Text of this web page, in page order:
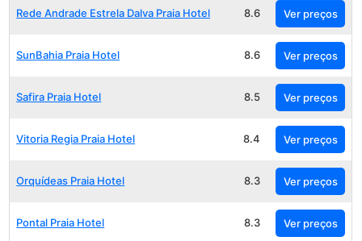
Rede Andrade Estrela Dalva Praia Hotel 8.6 Ver preços
SunBahia Praia Hotel 8.6 Ver preços
Safira Praia Hotel 8.5 Ver preços
Vitoria Regia Praia Hotel 8.4 Ver preços
Orquídeas Praia Hotel 8.3 Ver preços
Pontal Praia Hotel 8.3 Ver preços